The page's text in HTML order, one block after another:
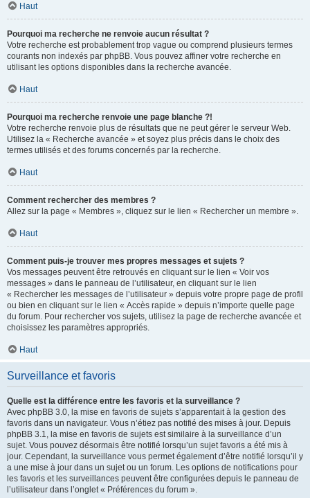
Haut
Pourquoi ma recherche ne renvoie aucun résultat ?
Votre recherche est probablement trop vague ou comprend plusieurs termes
courants non indexés par phpBB. Vous pouvez affiner votre recherche en
utilisant les options disponibles dans la recherche avancée.
Haut
Pourquoi ma recherche renvoie une page blanche ?!
Votre recherche renvoie plus de résultats que ne peut gérer le serveur Web.
Utilisez la « Recherche avancée » et soyez plus précis dans le choix des
termes utilisés et des forums concernés par la recherche.
Haut
Comment rechercher des membres ?
Allez sur la page « Membres », cliquez sur le lien « Rechercher un membre ».
Haut
Comment puis-je trouver mes propres messages et sujets ?
Vos messages peuvent être retrouvés en cliquant sur le lien « Voir vos
messages » dans le panneau de l’utilisateur, en cliquant sur le lien
« Rechercher les messages de l’utilisateur » depuis votre propre page de profil
ou bien en cliquant sur le lien « Accès rapide » depuis n’importe quelle page
du forum. Pour rechercher vos sujets, utilisez la page de recherche avancée et
choisissez les paramètres appropriés.
Haut
Surveillance et favoris
Quelle est la différence entre les favoris et la surveillance ?
Avec phpBB 3.0, la mise en favoris de sujets s’apparentait à la gestion des
favoris dans un navigateur. Vous n’étiez pas notifié des mises à jour. Depuis
phpBB 3.1, la mise en favoris de sujets est similaire à la surveillance d’un
sujet. Vous pouvez désormais être notifié lorsqu’un sujet favoris a été mis à
jour. Cependant, la surveillance vous permet également d’être notifié lorsqu’il y
a une mise à jour dans un sujet ou un forum. Les options de notifications pour
les favoris et les surveillances peuvent être configurées depuis le panneau de
l’utilisateur dans l’onglet « Préférences du forum ».